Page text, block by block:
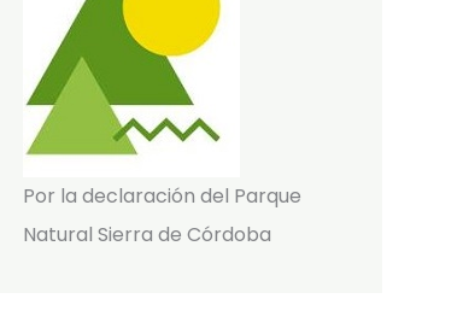
Por la declaración del Parque
Natural Sierra de Córdoba